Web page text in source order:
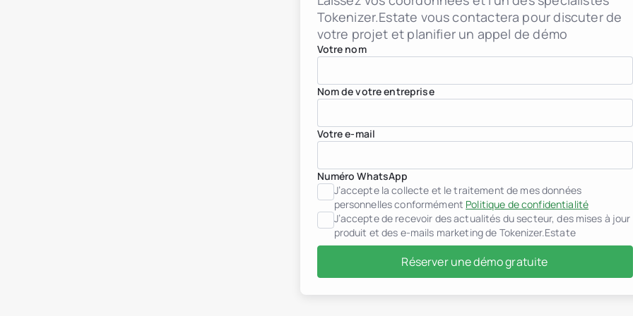
Tokenizer.Estate vous contactera pour discuter de
votre projet et planifier un appel de démo
Votre nom
Nom de votre entreprise
Votre e-mail
Numéro WhatsApp
J’accepte la collecte et le traitement de mes données
personnelles conformément Politique de confidentialité
J’accepte de recevoir des actualités du secteur, des mises à jour
produit et des e-mails marketing de Tokenizer.Estate
Réserver une démo gratuite
Croatie
France
Géorgie
Grèce
Monténégro
Arabie saoudite
Serbie
Espagne
Suisse
Thaïlande
Émirats arabes unis
Vietnam
Cas d'usage